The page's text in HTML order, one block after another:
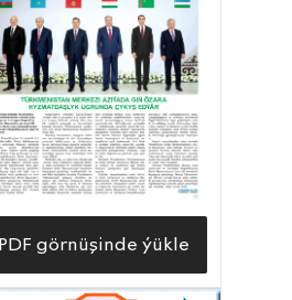
PDF görnüşinde ýükle